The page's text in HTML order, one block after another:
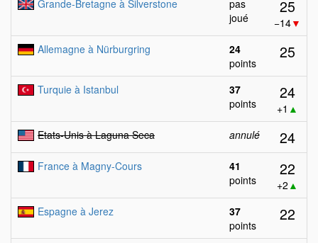
Grande-Bretagne à Silverstone
pas
joué
25
−14▼
Allemagne à Nürburgring
24
points
25
Turquie à Istanbul
37
points
24
+1 ▲
Etats-Unis à Laguna Seca
annulé 24
France à Magny-Cours
41
points
22
+2 ▲
Espagne à Jerez
37
points
22